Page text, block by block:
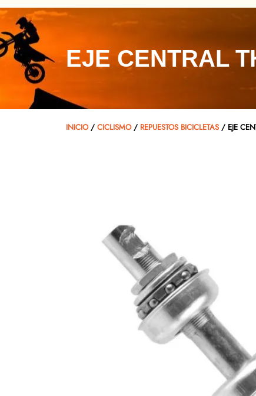
EJE CENTRAL
INICIO/ CICLISMO/ REPUESTOS BICICLETAS / EJE